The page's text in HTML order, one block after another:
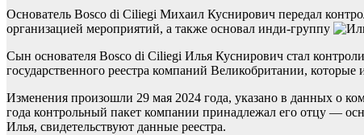
Основатель Bosco di Ciliegi Михаил Куснирович передал
организацией мероприятий, а также основал инди-группу
Сын основателя Bosco di Ciliegi Илья Куснирович стал
государственного реестра компаний Великобритании, которые
Изменения произошли 29 мая 2024 года, указано в данных о
года контрольный пакет компании принадлежал его отцу —
Илья, свидетельствуют данные реестра.